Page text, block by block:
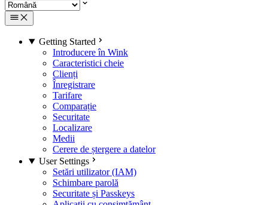
Getting Started
Introducere în Wink
Caracteristici cheie
Clienți
Înregistrare
Tarifare
Comparație
Securitate
Localizare
Medii
Cerere de ștergere a datelor
User Settings
Setări utilizator (IAM)
Schimbare parolă
Securitate și Passkeys